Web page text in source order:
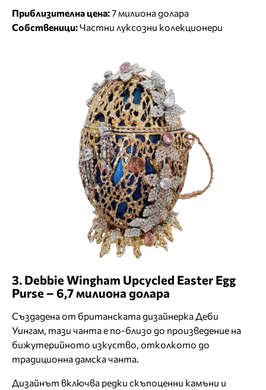
Приблизителна цена:7 милиона долара
Собственици:Частни луксозни колекционери
3. Debbie Wingham Upcycled Easter Egg
Purse – 6,7 милиона долара
Създадена от британската дизайнерка Деби
Уингам, тази чанта е по-близо до произведение на
бижутерийното изкуство, отколкото до
традиционна дамска чанта.
Дизайнът включва редки скъпоценни камъни и